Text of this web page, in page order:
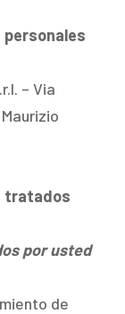
– Via
tratados
por usted
de